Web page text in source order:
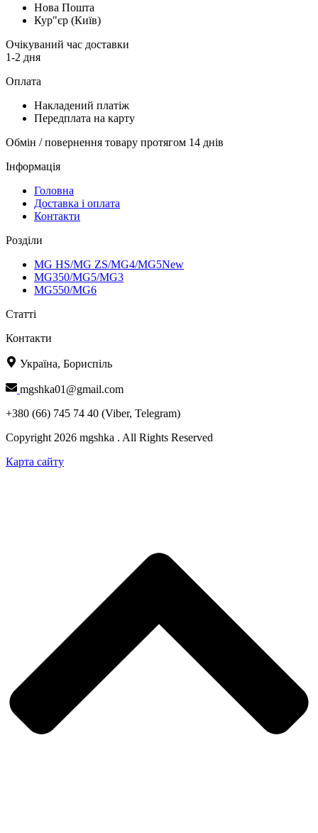
Нова Пошта
Кур"єр (Київ)
Очікуваний час доставки
1-2 дня
Оплата
Накладений платіж
Передплата на карту
Обмін / повернення товару протягом 14 днів
Інформація
Головна
Доставка і оплата
Контакти
Розділи
MG HS/MG ZS/MG4/MG5New
MG350/MG5/MG3
MG550/MG6
Статті
Контакти
Україна, Бориспіль
mgshka01@gmail.com
+380 (66) 745 74 40 (Viber, Telegram)
Copyright 2026 mgshka . All Rights Reserved
Карта сайту